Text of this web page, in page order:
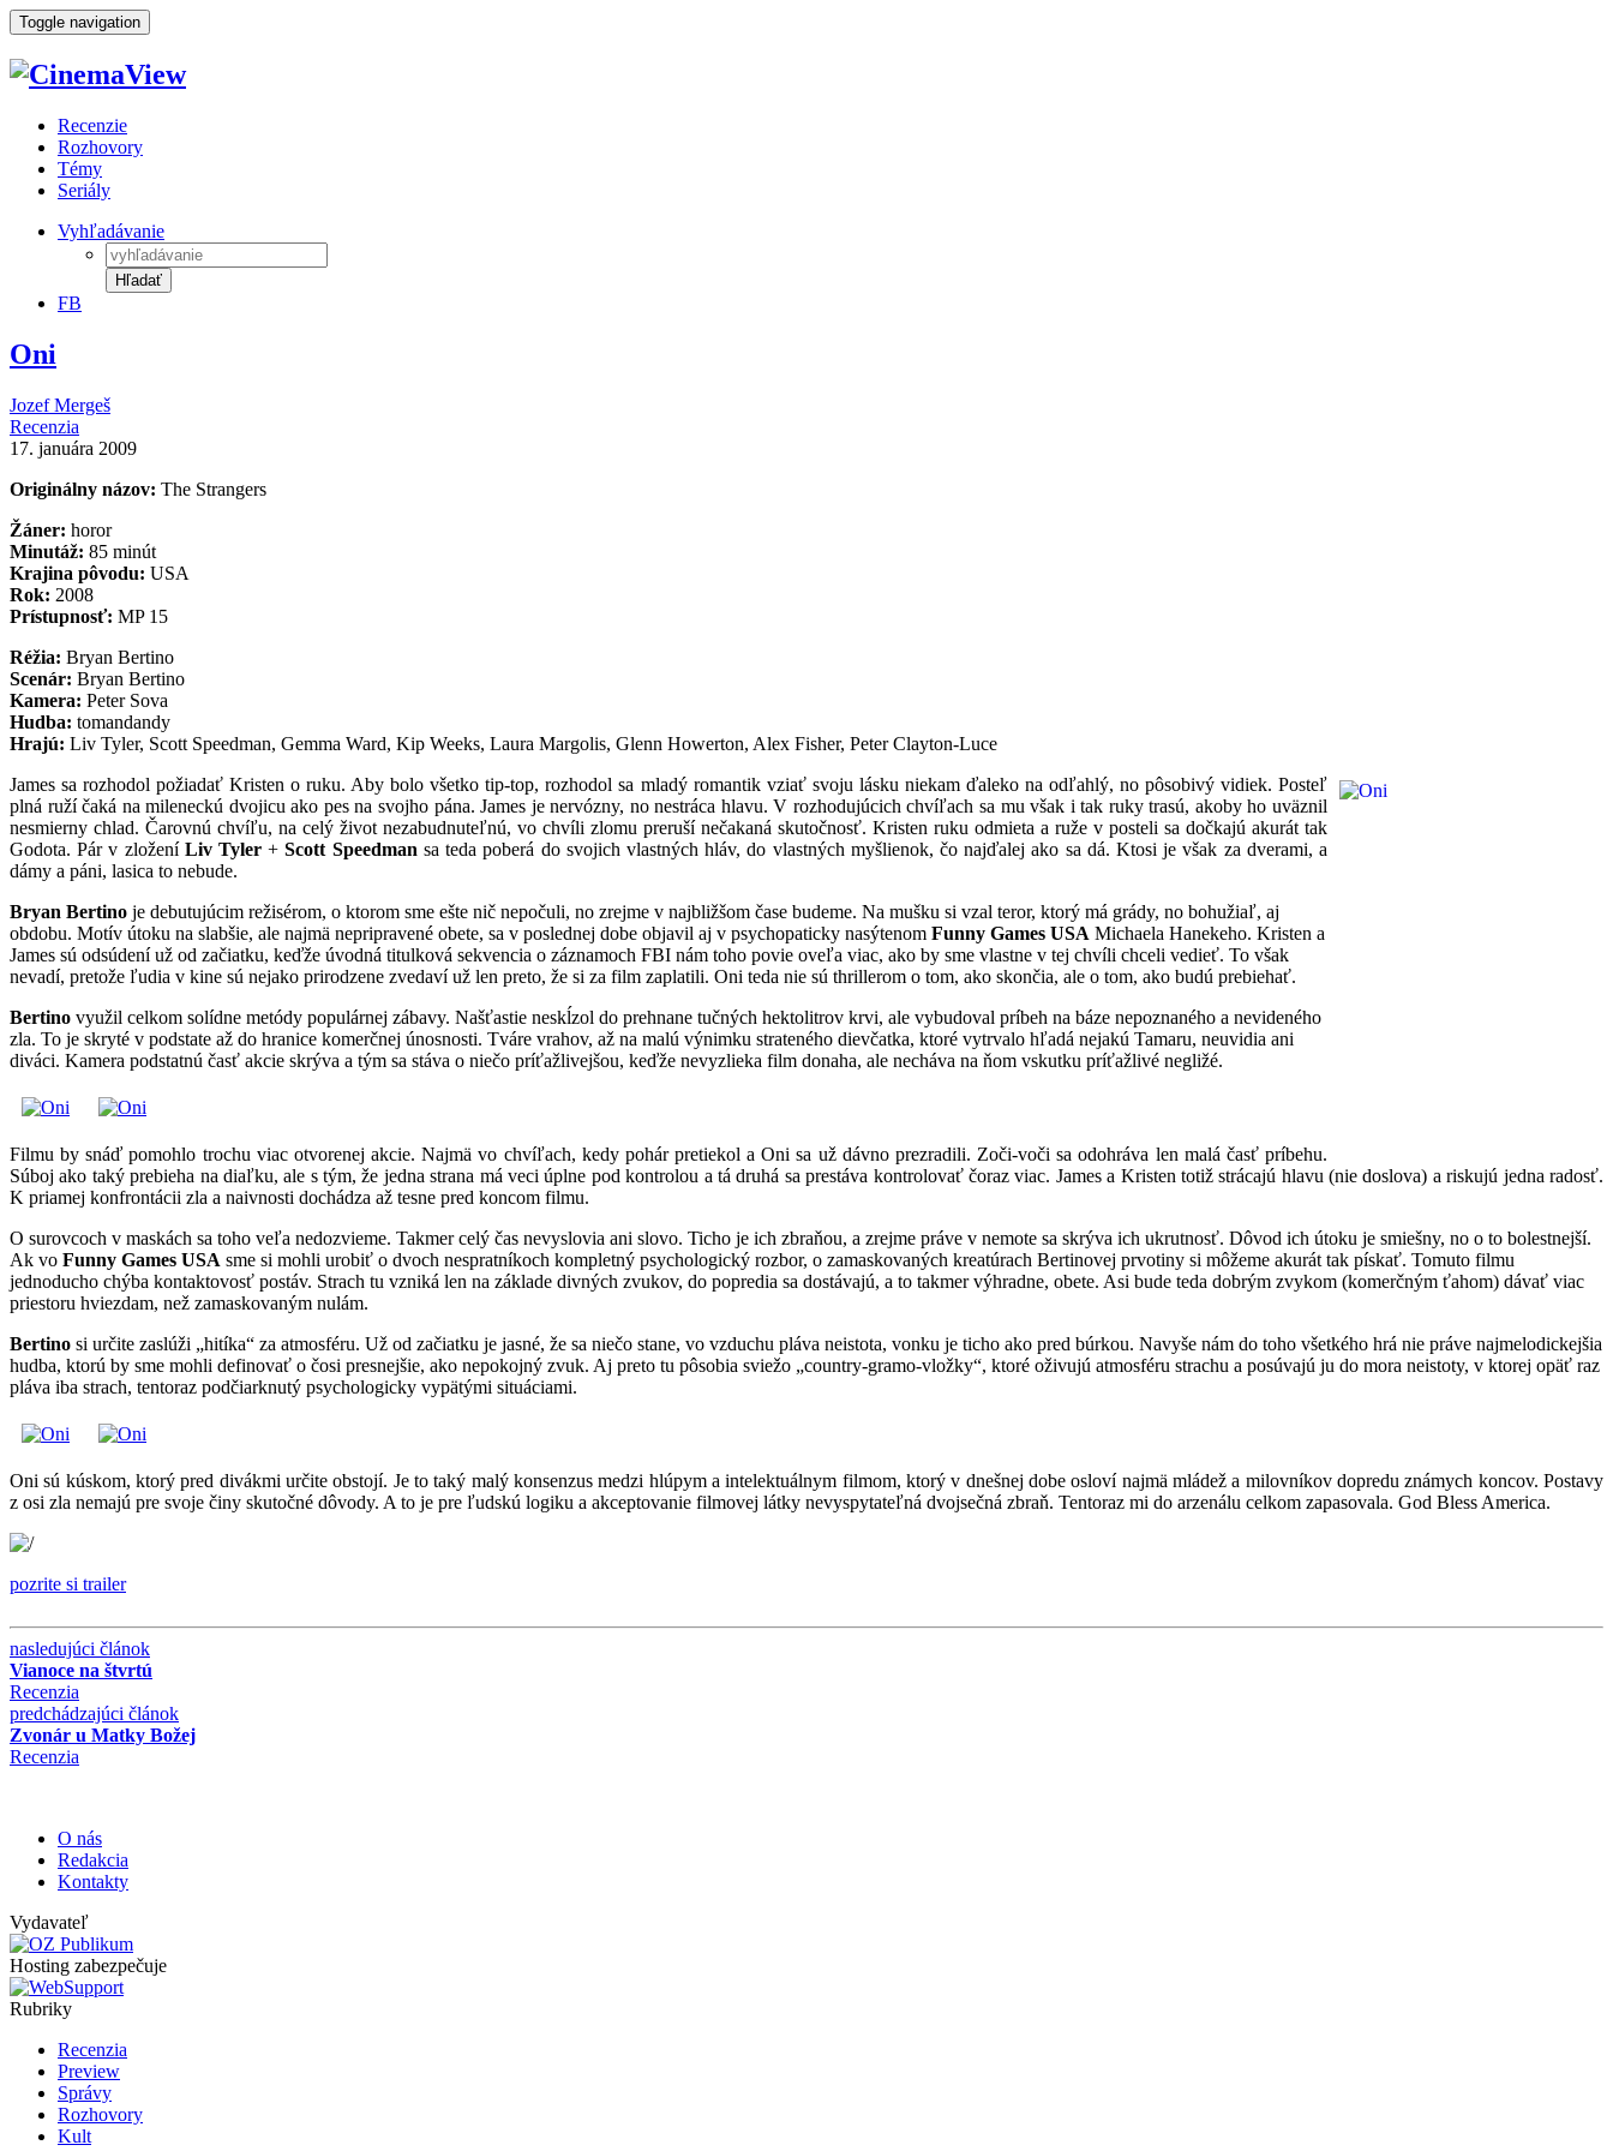
Toggle navigation
Recenzie
Rozhovory
Témy
Seriály
Vyhľadávanie
Hľadať
FB
Oni
Jozef Mergeš
Recenzia
17. januára 2009
Originálny názov: The Strangers
Žáner: horor
Minutáž: 85 minút
Krajina pôvodu: USA
Rok: 2008
Prístupnosť: MP 15
Réžia: Bryan Bertino
Scenár: Bryan Bertino
Kamera: Peter Sova
Hudba: tomandandy
Hrajú: Liv Tyler, Scott Speedman, Gemma Ward, Kip Weeks, Laura Margolis, Glenn Howerton, Alex Fisher, Peter Clayton-Luce
James sa rozhodol požiadať Kristen o ruku. Aby bolo všetko tip-top, rozhodol sa mladý romantik vziať svoju lásku niekam ďaleko na odľahlý, no pôsobivý vidiek. Posteľ
plná ruží čaká na mileneckú dvojicu ako pes na svojho pána. James je nervózny, no nestráca hlavu. V rozhodujúcich chvíľach sa mu však i tak ruky trasú, akoby ho uväznil
nesmierny chlad. Čarovnú chvíľu, na celý život nezabudnuteľnú, vo chvíli zlomu preruší nečakaná skutočnosť. Kristen ruku odmieta a ruže v posteli sa dočkajú akurát tak
Godota. Pár v zložení Liv Tyler +Scott Speedman sa teda poberá do svojich vlastných hláv, do vlastných myšlienok, čo najďalej ako sa dá. Ktosi je však za dverami, a
dámy a páni, lasica to nebude.
Bryan Bertino je debutujúcim režisérom, o ktorom sme ešte nič nepočuli, no zrejme v najbližšom čase budeme. Na mušku si vzal teror, ktorý má grády, no bohužiaľ, aj
obdobu. Motív útoku na slabšie, ale najmä nepripravené obete, sa v poslednej dobe objavil aj v psychopaticky nasýtenom Funny Games USA Michaela Hanekeho. Kristen a
James sú odsúdení už od začiatku, keďže úvodná titulková sekvencia o záznamoch FBI nám toho povie oveľa viac, ako by sme vlastne v tej chvíli chceli vedieť. To však
nevadí, pretože ľudia v kine sú nejako prirodzene zvedaví už len preto, že si za film zaplatili. Oni teda nie sú thrillerom o tom, ako skončia, ale o tom, ako budú prebiehať.
Bertino využil celkom solídne metódy populárnej zábavy. Našťastie neskĺzol do prehnane tučných hektolitrov krvi, ale vybudoval príbeh na báze nepoznaného a nevideného
zla. To je skryté v podstate až do hranice komerčnej únosnosti. Tváre vrahov, až na malú výnimku strateného dievčatka, ktoré vytrvalo hľadá nejakú Tamaru, neuvidia ani
diváci. Kamera podstatnú časť akcie skrýva a tým sa stáva o niečo príťažlivejšou, keďže nevyzlieka film donaha, ale necháva na ňom vskutku príťažlivé negližé.
Filmu by snáď pomohlo trochu viac otvorenej akcie. Najmä vo chvíľach, kedy pohár pretiekol a Oni sa už dávno prezradili. Zoči-voči sa odohráva len malá časť príbehu.
Súboj ako taký prebieha na diaľku, ale s tým, že jedna strana má veci úplne pod kontrolou a tá druhá sa prestáva kontrolovať čoraz viac. James a Kristen totiž strácajú hlavu (nie doslova) a riskujú jedna radosť.
K priamej konfrontácii zla a naivnosti dochádza až tesne pred koncom filmu.
O surovcoch v maskách sa toho veľa nedozvieme. Takmer celý čas nevyslovia ani slovo. Ticho je ich zbraňou, a zrejme práve v nemote sa skrýva ich ukrutnosť. Dôvod ich útoku je smiešny, no o to bolestnejší.
Ak vo Funny Games USA sme si mohli urobiť o dvoch nespratníkoch kompletný psychologický rozbor, o zamaskovaných kreatúrach Bertinovej prvotiny si môžeme akurát tak pískať. Tomuto filmu
jednoducho chýba kontaktovosť postáv. Strach tu vzniká len na základe divných zvukov, do popredia sa dostávajú, a to takmer výhradne, obete. Asi bude teda dobrým zvykom (komerčným ťahom) dávať viac
priestoru hviezdam, než zamaskovaným nulám.
Bertino si určite zaslúži „hitíka“ za atmosféru. Už od začiatku je jasné, že sa niečo stane, vo vzduchu pláva neistota, vonku je ticho ako pred búrkou. Navyše nám do toho všetkého hrá nie práve najmelodickejšia
hudba, ktorú by sme mohli definovať o čosi presnejšie, ako nepokojný zvuk. Aj preto tu pôsobia sviežo „country-gramo-vložky“, ktoré oživujú atmosféru strachu a posúvajú ju do mora neistoty, v ktorej opäť raz
pláva iba strach, tentoraz podčiarknutý psychologicky vypätými situáciami.
Oni sú kúskom, ktorý pred divákmi určite obstojí. Je to taký malý konsenzus medzi hlúpym a intelektuálnym filmom, ktorý v dnešnej dobe osloví najmä mládež a milovníkov dopredu známych koncov. Postavy
z osi zla nemajú pre svoje činy skutočné dôvody. A to je pre ľudskú logiku a akceptovanie filmovej látky nevyspytateľná dvojsečná zbraň. Tentoraz mi do arzenálu celkom zapasovala. God Bless America.
pozrite si trailer
nasledujúci článok
Vianoce na štvrtú
Recenzia
predchádzajúci článok
Zvonár u Matky Božej
Recenzia
O nás
Redakcia
Kontakty
Vydavateľ
Hosting zabezpečuje
Rubriky
Recenzia
Preview
Správy
Rozhovory
Kult